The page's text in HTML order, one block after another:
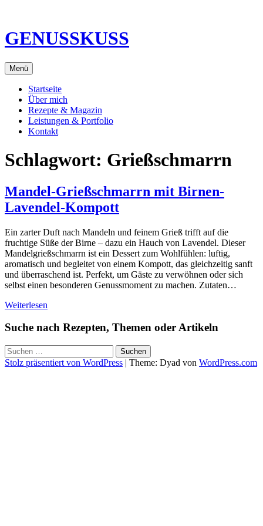
Inhalt
GENUSSKUSS
Menü
Startseite
Über mich
Rezepte & Magazin
Leistungen & Portfolio
Kontakt
Schlagwort: Grießschmarrn
Mandel-Grießschmarrn mit Birnen-
Lavendel-Kompott
Ein zarter Duft nach Mandeln und feinem Grieß trifft auf die
fruchtige Süße der Birne – dazu ein Hauch von Lavendel. Dieser
Mandelgrießschmarrn ist ein Dessert zum Wohlfühlen: luftig,
aromatisch und begleitet von einem Kompott, das gleichzeitig sanft
und überraschend ist. Perfekt, um Gäste zu verwöhnen oder sich
selbst einen besonderen Genussmoment zu machen. Zutaten…
Weiterlesen
Suche nach Rezepten, Themen oder Artikeln
Suchen
nach:
Stolz präsentiert von WordPress | Theme: Dyad von WordPress.com